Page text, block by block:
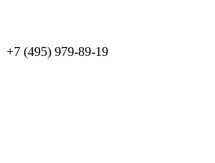
+7 (495) 979-89-19